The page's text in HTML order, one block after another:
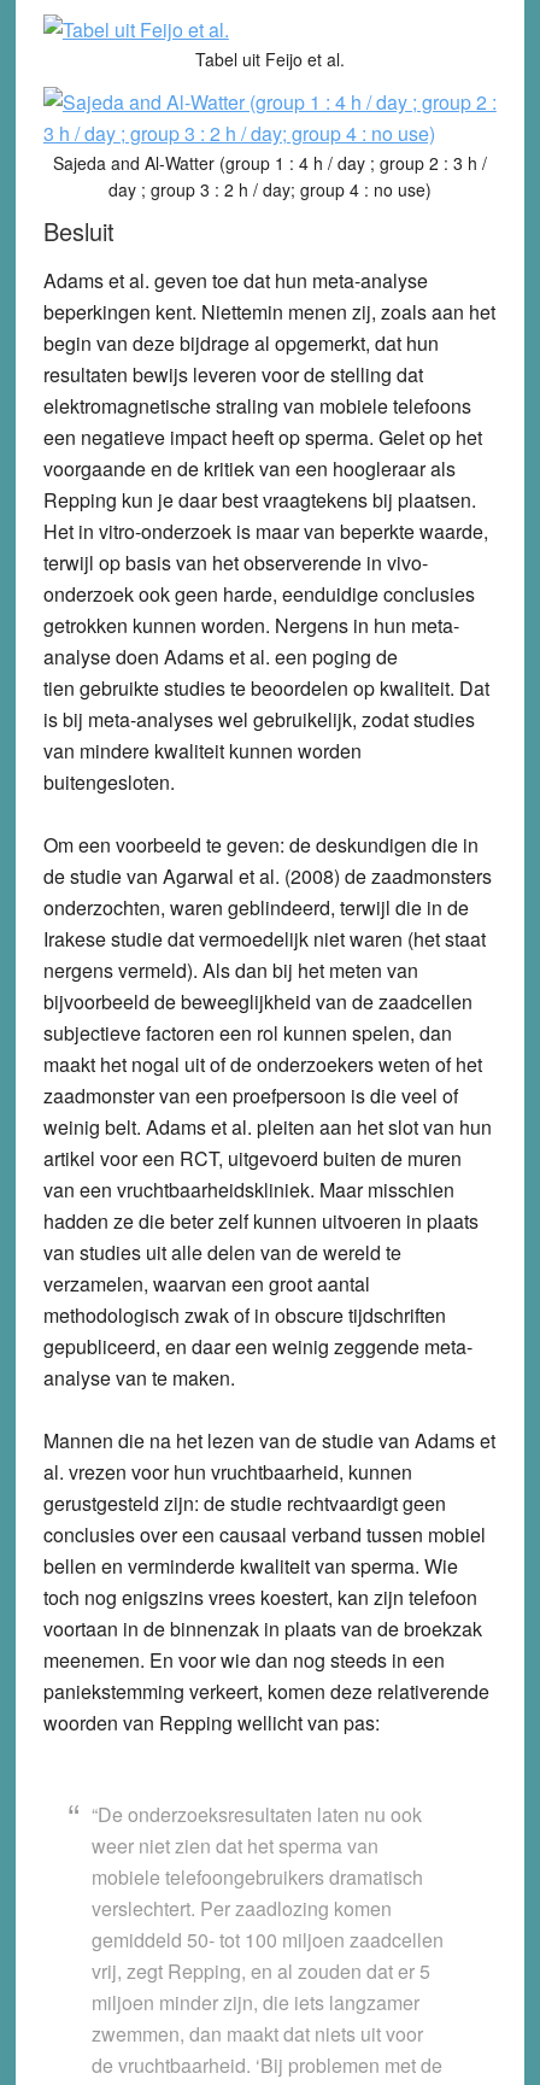
Tabel uit Feijo et al.
Sajeda and Al-Watter (group 1 : 4 h / day ; group 2 : 3 h /
day ; group 3 : 2 h / day; group 4 : no use)
Besluit
Adams et al. geven toe dat hun meta-analyse
beperkingen kent. Niettemin menen zij, zoals aan het
begin van deze bijdrage al opgemerkt, dat hun
resultaten bewijs leveren voor de stelling dat
elektromagnetische straling van mobiele telefoons
een negatieve impact heeft op sperma. Gelet op het
voorgaande en de kritiek van een hoogleraar als
Repping kun je daar best vraagtekens bij plaatsen.
Het in vitro-onderzoek is maar van beperkte waarde,
terwijl op basis van het observerende in vivo-
onderzoek ook geen harde, eenduidige conclusies
getrokken kunnen worden. Nergens in hun meta-
analyse doen Adams et al. een poging de
tien gebruikte studies te beoordelen op kwaliteit. Dat
is bij meta-analyses wel gebruikelijk, zodat studies
van mindere kwaliteit kunnen worden
buitengesloten.
Om een voorbeeld te geven: de deskundigen die in
de studie van Agarwal et al. (2008) de zaadmonsters
onderzochten, waren geblindeerd, terwijl die in de
Irakese studie dat vermoedelijk niet waren (het staat
nergens vermeld). Als dan bij het meten van
bijvoorbeeld de beweeglijkheid van de zaadcellen
subjectieve factoren een rol kunnen spelen, dan
maakt het nogal uit of de onderzoekers weten of het
zaadmonster van een proefpersoon is die veel of
weinig belt. Adams et al. pleiten aan het slot van hun
artikel voor een RCT, uitgevoerd buiten de muren
van een vruchtbaarheidskliniek. Maar misschien
hadden ze die beter zelf kunnen uitvoeren in plaats
van studies uit alle delen van de wereld te
verzamelen, waarvan een groot aantal
methodologisch zwak of in obscure tijdschriften
gepubliceerd, en daar een weinig zeggende meta-
analyse van te maken.
Mannen die na het lezen van de studie van Adams et
al. vrezen voor hun vruchtbaarheid, kunnen
gerustgesteld zijn: de studie rechtvaardigt geen
conclusies over een causaal verband tussen mobiel
bellen en verminderde kwaliteit van sperma. Wie
toch nog enigszins vrees koestert, kan zijn telefoon
voortaan in de binnenzak in plaats van de broekzak
meenemen. En voor wie dan nog steeds in een
paniekstemming verkeert, komen deze relativerende
woorden van Repping wellicht van pas:
“De onderzoeksresultaten laten nu ook
weer niet zien dat het sperma van
mobiele telefoongebruikers dramatisch
verslechtert. Per zaadlozing komen
gemiddeld 50- tot 100 miljoen zaadcellen
vrij, zegt Repping, en al zouden dat er 5
miljoen minder zijn, die iets langzamer
zwemmen, dan maakt dat niets uit voor
de vruchtbaarheid. ‘Bij problemen met de